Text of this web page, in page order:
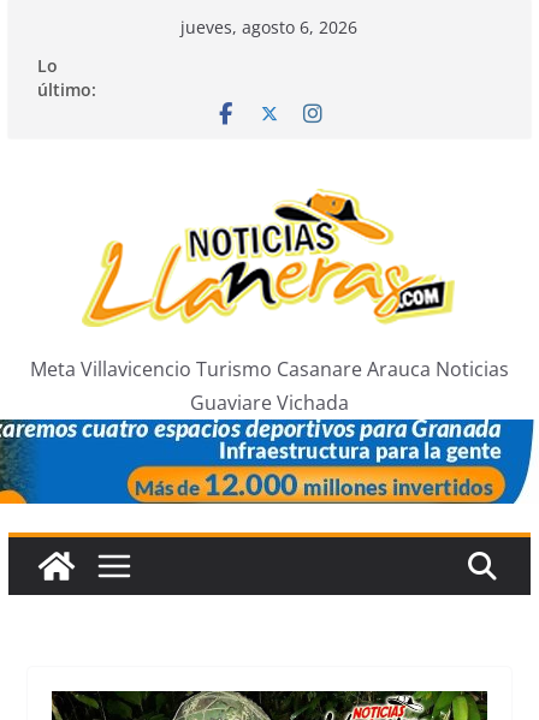
contenido
jueves, agosto 6, 2026
Lo
último:
Meta Villavicencio Turismo Casanare Arauca Noticias
Guaviare Vichada